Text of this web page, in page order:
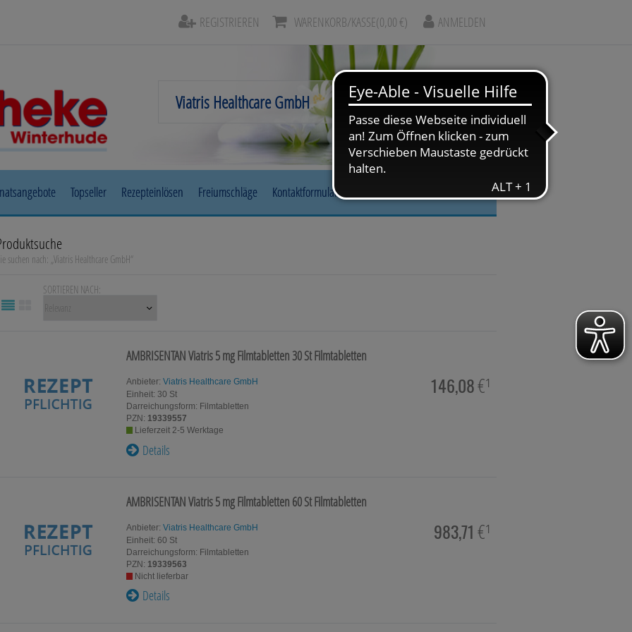
REGISTRIEREN WARENKORB/KASSE(0,00 €) ANMELDEN
Diabetes
Herz, Kreislauf & Gefäße
Schwangerschaft & Stillzeit
Gesundheit & Fitness
Tablettenspender & Tablettenteiler
Topseller Rezepteinlösen Freiumschläge Kontaktformular
suchen nach: „Viatris Healthcare GmbH
SORTIEREN NACH:
AMBRISENTAN Viatris 5 mg Filmtabletten 30 StFilmtabletten
Anbieter: Viatris Healthcare GmbH
Einheit: 30 St
Darreichungsform: Filmtabletten
PZN: 19339557
146,08€¹
Lieferzeit 2-5 Werktage
Details
AMBRISENTAN Viatris 5 mg Filmtabletten 60 StFilmtabletten
Anbieter: Viatris Healthcare GmbH
Einheit: 60 St
Darreichungsform: Filmtabletten
PZN: 19339563
983,71 €¹
Nicht lieferbar
Details